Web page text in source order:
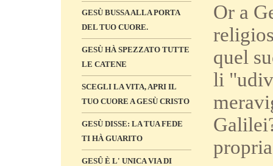
GESÙ BUSSA ALLA PORTA
DEL TUO CUORE.
GESÙ HÀ SPEZZATO TUTTE
LE CATENE
SCEGLI LA VITA, APRI IL
TUO CUORE A GESÙ CRISTO
GESÙ DISSE: LA TUA FEDE
TI HÀ GUARITO
GESÛ È L' UNICA VIA DI
Or a
quel
li